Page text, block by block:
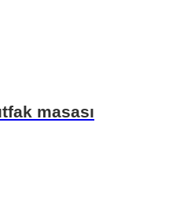
masası